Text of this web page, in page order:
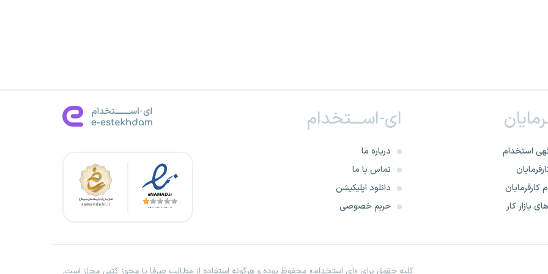
استخدام
کارفرمایان
بازار کار
ای-اســـتخدام
درباره ما
تماس با ما
دانلود اپلیکیشن
حریم خصوصی
کلیه حقوق برای «ای استخدام» محفوظ بوده و هرگونه استفاده از مطالب صرفا با مجوز کتبی مجاز است.